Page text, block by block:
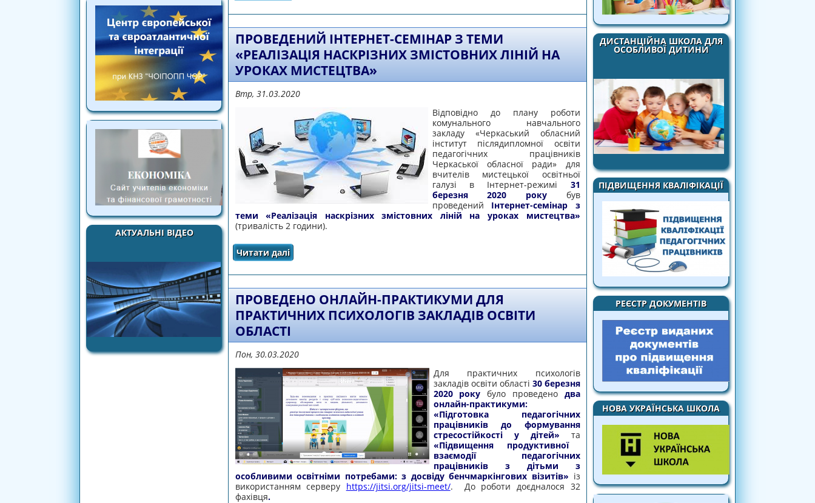
АКТУАЛЬНІ ВІДЕО
ДИСТАНЦІЙНА ШКОЛА ДЛЯ
ОСОБЛИВОЇ ДИТИНИ
ПІДВИЩЕННЯ КВАЛІФІКАЦІЇ
РЕЄСТР ДОКУМЕНТІВ
НОВА УКРАЇНСЬКА ШКОЛА
ПРОВЕДЕНИЙ ІНТЕРНЕТ-СЕМІНАР З ТЕМИ
«РЕАЛІЗАЦІЯ НАСКРІЗНИХ ЗМІСТОВНИХ ЛІНІЙ НА
УРОКАХ МИСТЕЦТВА»
Втр, 31.03.2020
Відповідно до плану роботи
комунального навчального
закладу «Черкаський обласний
інститут післядипломної освіти
педагогічних працівників
Черкаської обласної ради» для
вчителів мистецької освітньої
галузі в Інтернет-режимі 31
березня 2020 рокубув
проведений Інтернет-семінар з
теми «Реалізація наскрізних змістовних ліній на уроках мистецтва»
(тривалість 2 години).
Читати далі
про ПРОВЕДЕНИЙ ІНТЕРНЕТ-СЕМІНАР З ТЕМИ «РЕАЛІЗАЦІЯ НАСКРІЗНИХ ЗМІСТОВНИХ ЛІНІЙ НА
ПРОВЕДЕНО ОНЛАЙН-ПРАКТИКУМИ ДЛЯ
ПРАКТИЧНИХ ПСИХОЛОГІВ ЗАКЛАДІВ ОСВІТИ
ОБЛАСТІ
Пон, 30.03.2020
Для практичних психологів
закладів освіти області 30 березня
2020 року було проведено два
онлайн-практикуми:
«Підготовка педагогічних
працівників до формування
стресостійкості у дітей» та
«Підвищення продуктивної
взаємодії педагогічних
працівників з дітьми з
особливими освітніми потребами: з досвіду бенчмаркінгових візитів» із
використанням серверу https://jitsi.org/jitsi-meet/. До роботи доєдналося 32
фахівця.